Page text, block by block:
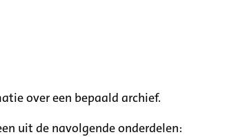
over een bepaald archief.
uit de navolgende onderdelen: